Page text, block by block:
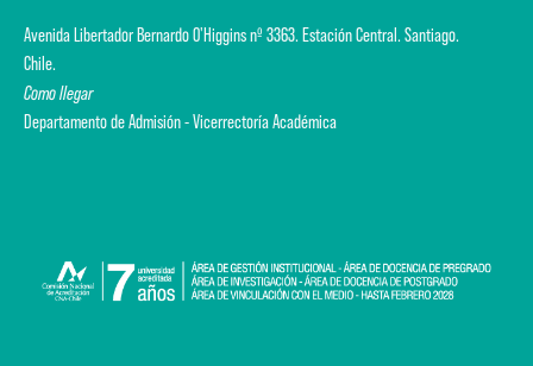
Avenida Libertador Bernardo O'Higgins nº 3363. Estación Central. Santiago.
Chile.
Como llegar
Departamento de Admisión - Vicerrectoría Académica